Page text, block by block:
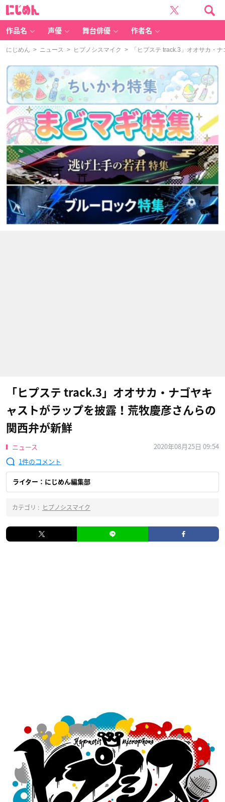
作品名 声優 舞台俳優 作者名
にじめん > ニュース > ヒプノシスマイク > 「ヒプステ track.3」オオサカ・
「ヒプステ track.3」オオサカ・ナゴヤキ
ャストがラップを披露！荒牧慶彦さんらの
関西弁が新鮮
ニュース
2020年08月25日 09:54
1
ライター：にじめん編集部
カテゴリ : ヒプノシスマイク